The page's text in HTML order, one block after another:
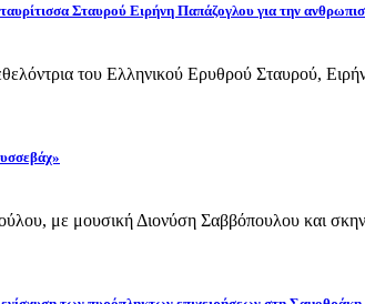
Σταυρού Ειρήνη Παπάζογλου για την
του Ελληνικού Ερυθρού Σταυρού,
με μουσική Διονύση Σαββόπουλου και